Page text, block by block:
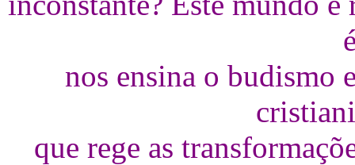
nos ensina o budismo
que rege as